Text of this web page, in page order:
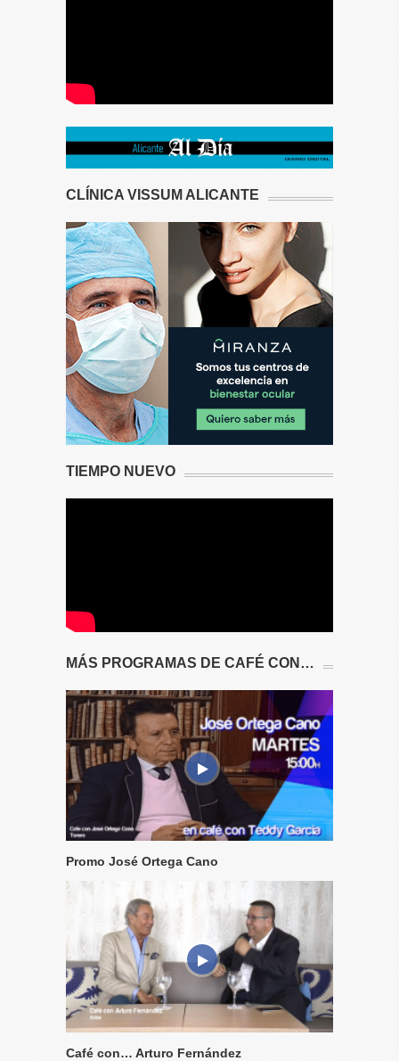
CLÍNICA VISSUM ALICANTE
TIEMPO NUEVO
MÁS PROGRAMAS DE CAFÉ CON…
Promo José Ortega Cano
Café con… Arturo Fernández